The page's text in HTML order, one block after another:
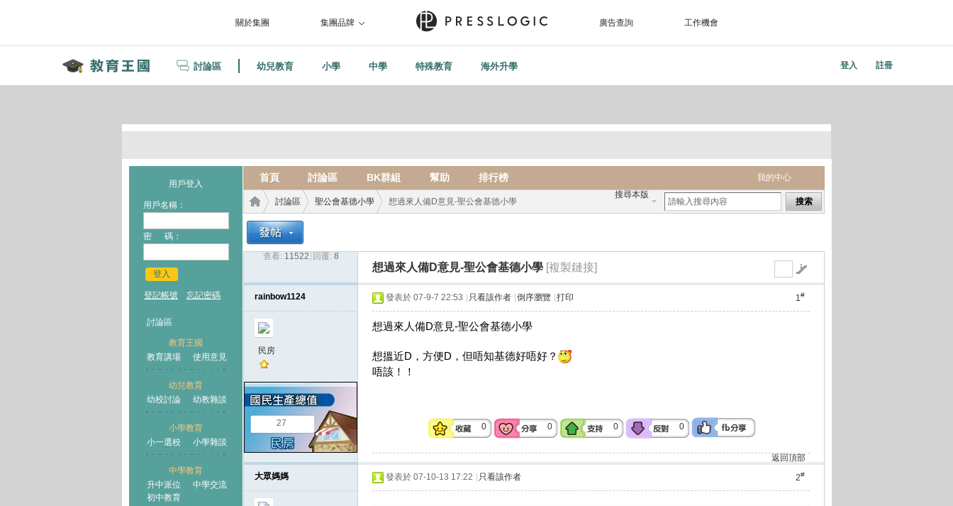
關於集團 集團品牌 廣告查詢 工作機會
討論區 幼兒教育 小學 中學 特殊教育 海外升學 登入 註冊
用戶登入
用戶名稱：
密 碼：
登入
登記帳號 忘記密碼
討論區
教育王國
教育講場
使用意見
幼兒教育
幼校討論
幼教雜談
小學教育
小一選校
小學雜談
中學教育
升中派位
中學交流
初中教育
我的中心
首頁 討論區 BK群組 幫助 排行榜
搜尋本版
搜索
王國
›
討論區
›
聖公會基德小學
›
想過來人備D意見-聖公會基德小學
查看: 11522 回覆: 8
想過來人備D意見-聖公會基德小學 [複製鏈接]
rainbow1124
民房
27
1#
發表於 07-9-7 22:53 只看該作者 倒序瀏覽 打印
想過來人備D意見-聖公會基德小學
想搵近D，方便D，但唔知基德好唔好？
唔該！！
0 0 0 0
返回頂部
大眾媽媽
2#
發表於 07-10-13 17:22 只看該作者